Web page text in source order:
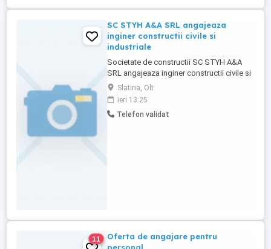
SC STYH A&A SRL angajeaza
inginer constructii civile si
industriale
Societate de constructii SC STYH A&A
SRL angajeaza inginer constructii civile si
industriale. Pentru mai multe detalii, ne
puteti contacta la . Persoanele interesate
pot transmite CV-ul la urmatoarea adresa
de e-mail:
Slatina, Olt
ieri 13:25
Telefon validat
11
Oferta de angajare pentru